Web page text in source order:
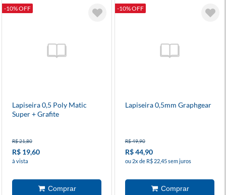
-10% OFF
Lapiseira 0,5 Poly Matic
Super + Grafite
R$ 21,80
R$ 19,60
à vista
-10% OFF
Lapiseira 0,5mm Graphgear
R$ 49,90
R$ 44,90
ou 2x de R$ 22,45 sem juros